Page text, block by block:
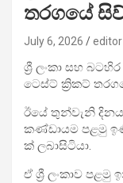
තරගයේ
July 6, 2026 editor
ශ්‍රී ලංකා සහ
ටෙස්ට් ක්‍රිකට්
ඊයේ තුන්වැනි
කණ්ඩායම පළමු
ක් ලබාසිටියා.
ඒ ශ්‍රී ලංකාව